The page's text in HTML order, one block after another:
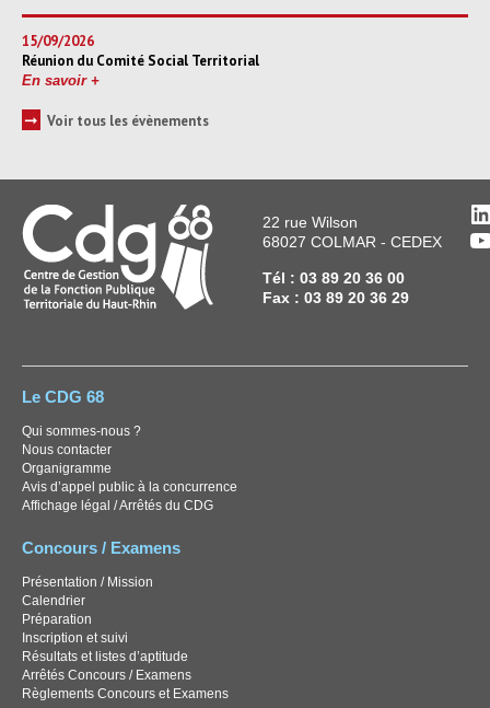
15/09/2026
Réunion du Comité Social Territorial
En savoir +
➞ Voir tous les évènements
22 rue Wilson
68027 COLMAR - CEDEX
Tél : 03 89 20 36 00
Fax : 03 89 20 36 29
Le CDG 68
Qui sommes-nous ?
Nous contacter
Organigramme
Avis d’appel public à la concurrence
Affichage légal / Arrêtés du CDG
Concours / Examens
Présentation / Mission
Calendrier
Préparation
Inscription et suivi
Résultats et listes d’aptitude
Arrêtés Concours / Examens
Règlements Concours et Examens